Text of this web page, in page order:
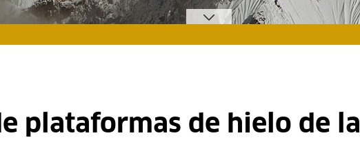
plataformas de hielo de la